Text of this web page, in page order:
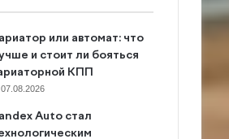
или автомат: что
и стоит ли бояться
КПП
07.08.2026
Auto стал